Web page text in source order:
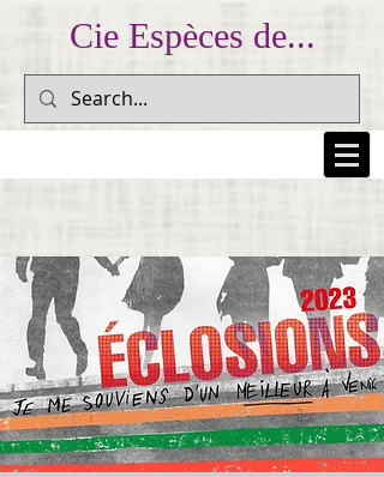
Cie Espèces de...
... Prendre au peuple sa colère et la lui rendre pour
l'inscrire dans la mémoire collective... (Dario Fo)